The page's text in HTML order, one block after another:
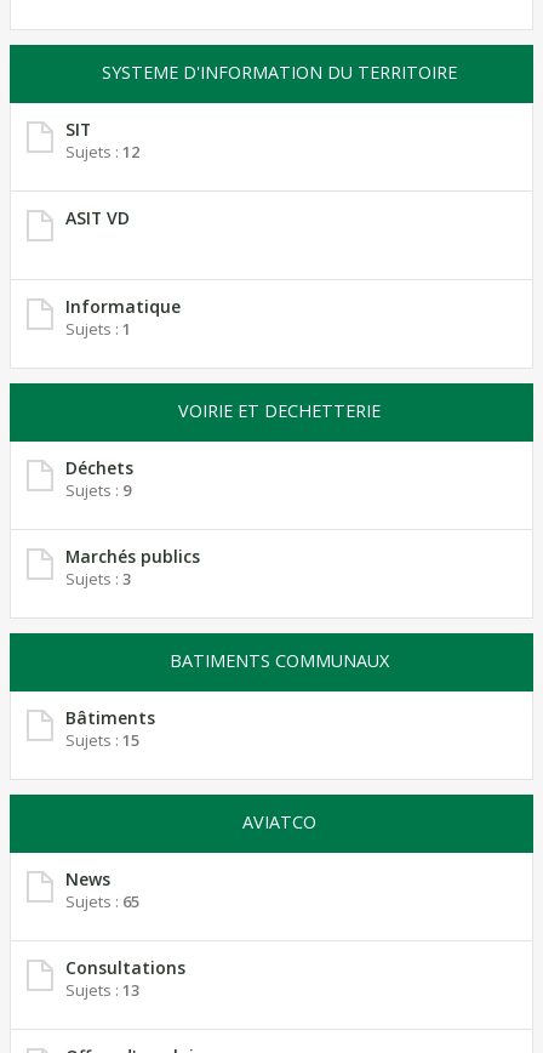
SYSTEME D'INFORMATION DU TERRITOIRE
SIT
Sujets : 12
ASIT VD
Informatique
Sujets : 1
VOIRIE ET DECHETTERIE
Déchets
Sujets : 9
Marchés publics
Sujets : 3
BATIMENTS COMMUNAUX
Bâtiments
Sujets : 15
AVIATCO
News
Sujets : 65
Consultations
Sujets : 13